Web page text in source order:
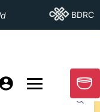
Go ToBDRC
PAGES
GO
Submit